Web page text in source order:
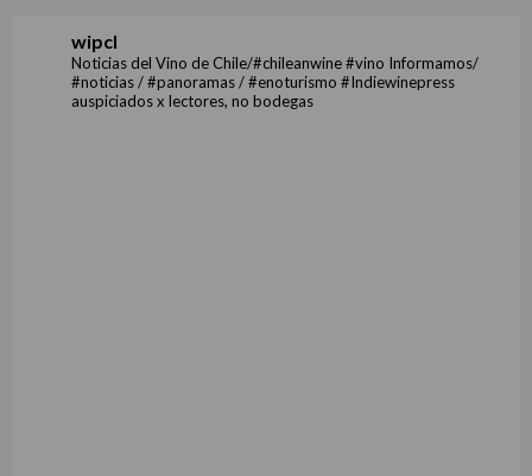
wipcl
Noticias del Vino de Chile/#chileanwine #vino Informamos/
#noticias / #panoramas / #enoturismo #Indiewinepress
auspiciados x lectores, no bodegas